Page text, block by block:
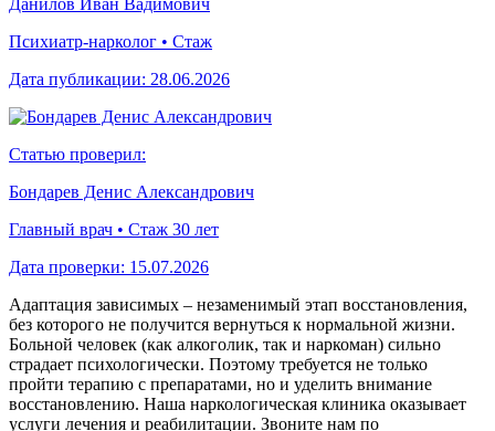
Данилов Иван Вадимович
Психиатр-нарколог • Стаж
Дата публикации: 28.06.2026
Статью проверил:
Бондарев Денис Александрович
Главный врач • Стаж 30 лет
Дата проверки: 15.07.2026
Адаптация зависимых – незаменимый этап восстановления,
без которого не получится вернуться к нормальной жизни.
Больной человек (как алкоголик, так и наркоман) сильно
страдает психологически. Поэтому требуется не только
пройти терапию с препаратами, но и уделить внимание
восстановлению. Наша наркологическая клиника оказывает
услуги лечения и реабилитации. Звоните нам по